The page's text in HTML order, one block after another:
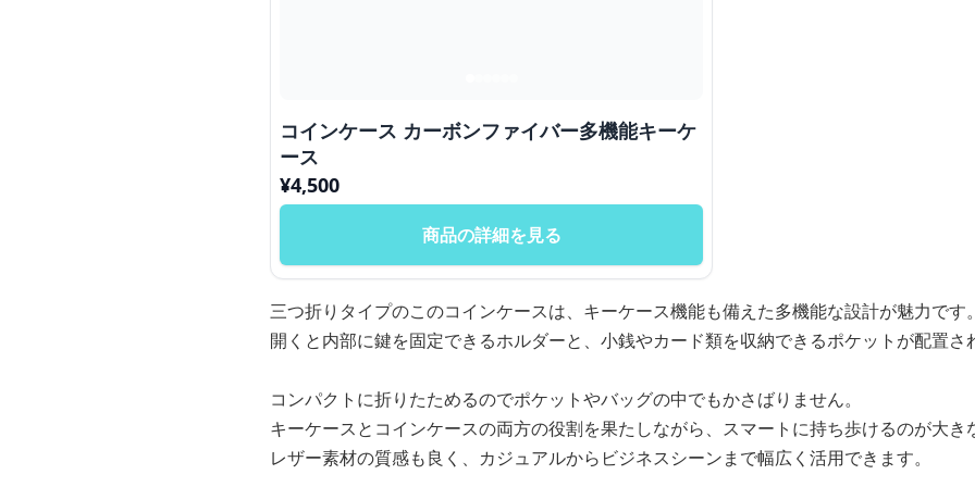
コインケース カーボンファイバー多機能キーケ
ース
¥4,500
商品の詳細を見る
三つ折りタイプのこのコインケースは、キーケース機能も備えた多機能な設計が魅力です。
開くと内部に鍵を固定できるホルダーと、小銭やカード類を収納できるポケットが配置さ
コンパクトに折りたためるのでポケットやバッグの中でもかさばりません。
キーケースとコインケースの両方の役割を果たしながら、スマートに持ち歩けるのが大き
レザー素材の質感も良く、カジュアルからビジネスシーンまで幅広く活用できます。